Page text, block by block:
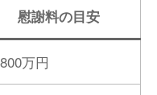
慰謝料の目安
万円